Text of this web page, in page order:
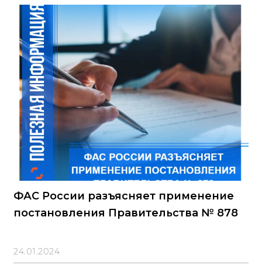
договору подряда.Сметная стоимость строительства
используется при формировании НМЦК по закупкам
на строительство, реконструкцию, капитальный
ремонт, снос объектов капитального строительства и
сохранение объектов культурного наследия
ФАС России разъясняет применение
постановления Правительства № 878
24.01.2024